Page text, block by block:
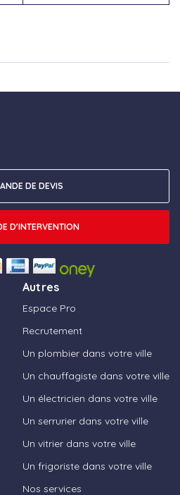
Autres
Espace Pro
Recrutement
Un plombier dans votre ville
Un chauffagiste dans votre ville
Un électricien dans votre ville
Un serrurier dans votre ville
Un vitrier dans votre ville
Un frigoriste dans votre ville
Nos services
DE DEVIS
D'INTERVENTION